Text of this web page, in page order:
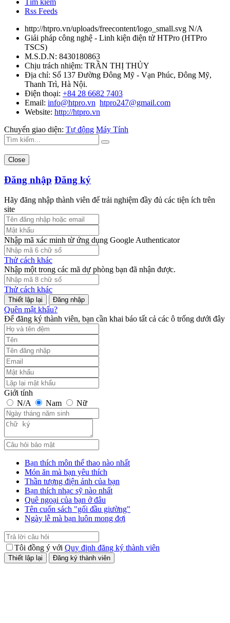
Rss Feeds
http://htpro.vn/uploads/freecontent/logo_small.svg N/A
Giải pháp công nghệ - Linh kiện điện tử HTPro (HTPro
TSCS)
M.S.D.N: 8430180863
Chịu trách nhiệm: TRẦN THỊ THỦY
Địa chỉ: Số 137 Đường Đông Mỹ - Vạn Phúc, Đông Mỹ,
Thanh Trì, Hà Nội.
Điện thoại: +84 28 6682 7403
Email: info@htpro.vn htpro247@gmail.com
Website: http://htpro.vn
Chuyển giao diện: Tự động Máy Tính
Close
Đăng nhập Đăng ký
Hãy đăng nhập thành viên để trải nghiệm đầy đủ các tiện ích trên
site
Nhập mã xác minh từ ứng dụng Google Authenticator
Thử cách khác
Nhập một trong các mã dự phòng bạn đã nhận được.
Thử cách khác
Đăng nhập
Quên mật khẩu?
Để đăng ký thành viên, bạn cần khai báo tất cả các ô trống dưới đây
Giới tính
N/A
Nam Nữ
Bạn thích môn thể thao nào nhất
Món ăn mà bạn yêu thích
Thần tượng điện ảnh của bạn
Bạn thích nhạc sỹ nào nhất
Quê ngoại của bạn ở đâu
Tên cuốn sách "gối đầu giường"
Ngày lễ mà bạn luôn mong đợi
Tôi đồng ý với Quy định đăng ký thành viên